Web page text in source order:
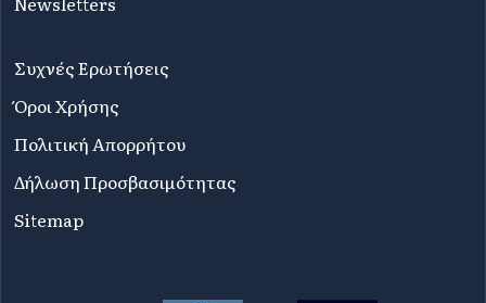
Συχνές Ερωτήσεις
Όροι Χρήσης
Πολιτική Απορρήτου
Δήλωση Προσβασιμότητας
Sitemap